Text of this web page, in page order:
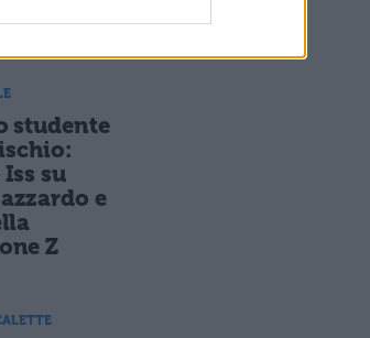
studente
su
e
Z